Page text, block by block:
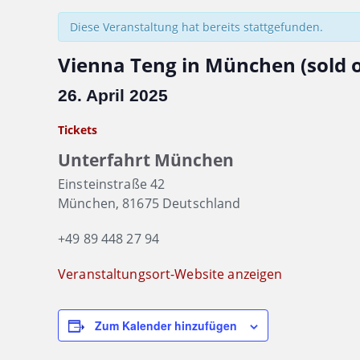
Diese Veranstaltung hat bereits stattgefunden.
Vienna Teng in München (sold
26. April 2025
Tickets
Unterfahrt München
Einsteinstraße 42
München, 81675 Deutschland
+49 89 448 27 94
Veranstaltungsort-Website anzeigen
Zum Kalender hinzufügen